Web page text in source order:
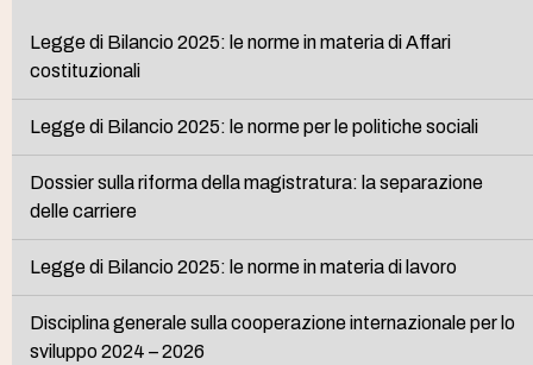
Legge di Bilancio 2025: le norme in materia di Affari
costituzionali
Legge di Bilancio 2025: le norme per le politiche sociali
Dossier sulla riforma della magistratura: la separazione
delle carriere
Legge di Bilancio 2025: le norme in materia di lavoro
Disciplina generale sulla cooperazione internazionale per lo
sviluppo 2024 – 2026